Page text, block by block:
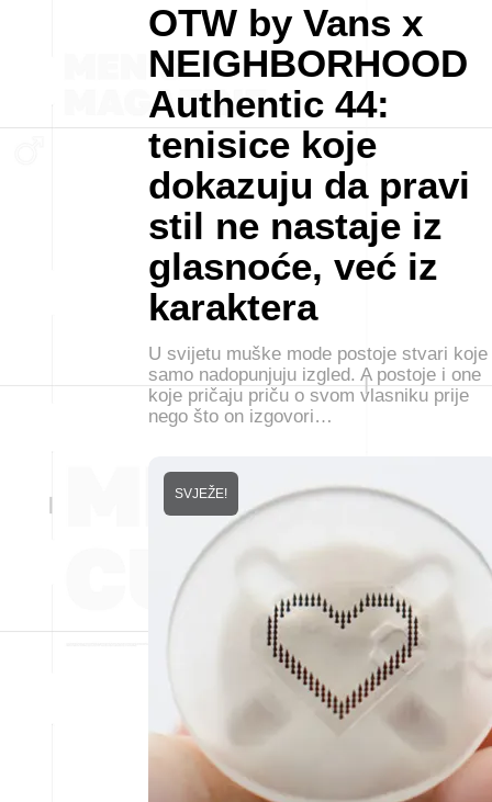
OTW by Vans x
NEIGHBORHOOD
Authentic 44:
tenisice koje
dokazuju da pravi
stil ne nastaje iz
glasnoće, već iz
karaktera
U svijetu muške mode postoje stvari koje
samo nadopunjuju izgled. A postoje i one
koje pričaju priču o svom vlasniku prije
nego što on izgovori…
SVJEŽE!